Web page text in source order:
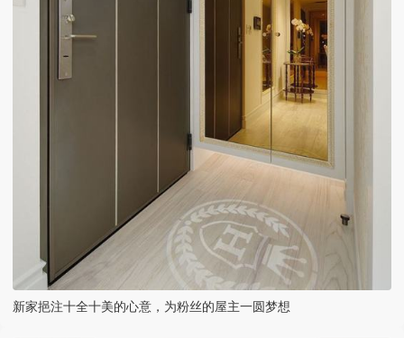
新家挹注十全十美的心意，为粉丝的屋主一圆梦想